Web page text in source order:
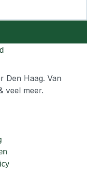
Den Haag. Van
veel meer.